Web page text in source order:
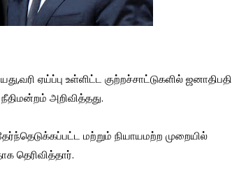
ஏய்ப்பு உள்ளிட்ட குற்றச்சாட்டுகளில் ஜனாதிபதி
அறிவித்தது.
மற்றும் நியாயமற்ற முறையில்
தெரிவித்தார்.